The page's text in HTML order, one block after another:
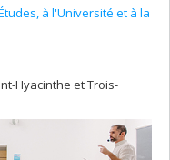
à l'Université et à la
Hyacinthe et Trois-